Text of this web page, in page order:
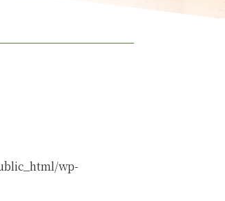
wp-